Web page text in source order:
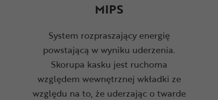
MIPS
System rozpraszający energię
powstającą w wyniku uderzenia.
Skorupa kasku jest ruchoma
względem wewnętrznej wkładki ze
względu na to, że uderzając o twarde